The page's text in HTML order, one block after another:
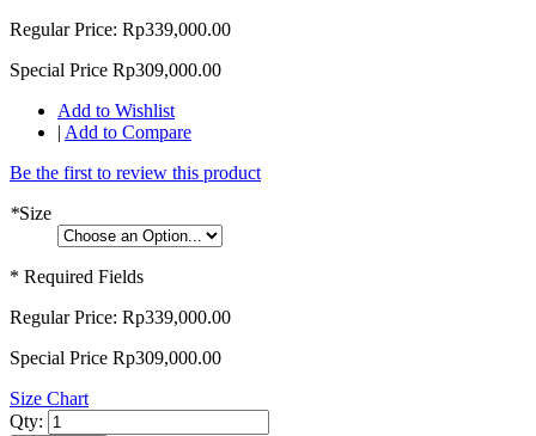
Regular Price: Rp339,000.00
Special Price Rp309,000.00
Add to Wishlist
| Add to Compare
Be the first to review this product
*Size
* Required Fields
Regular Price: Rp339,000.00
Special Price Rp309,000.00
Size Chart
Qty: